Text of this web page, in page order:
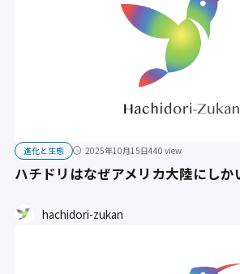
進化と生態 2025年10月15日440 view
ハチドリはなぜアメリカ大陸にしか
hachidori-zukan